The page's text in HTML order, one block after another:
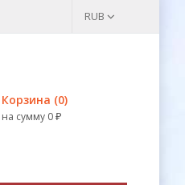
RUB
Корзина (0)
на сумму 0 ₽